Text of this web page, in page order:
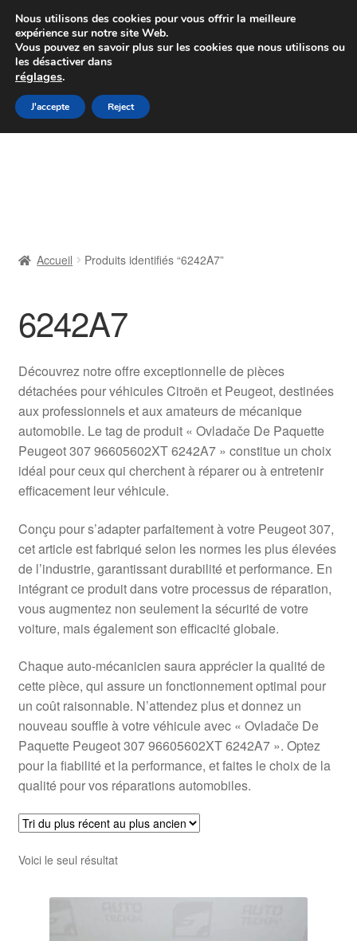
Colissimo livraison à partir de 7 EUR
Du lundi au vendredi de 9 h à 16 h
Aller
à
Aller
au
Livraison
Livraison internationale
Mon compte
Paiements
Panier
Plainte
Politique de confidentialité
Procédure de Réclamation
Termes et conditions
Accueil Produits identifiés “6242A7”
6242A7
Découvrez notre offre exceptionnelle de pièces
détachées pour véhicules Citroën et Peugeot, destinées
aux professionnels et aux amateurs de mécanique
automobile. Le tag de produit « Ovladače De Paquette
Peugeot 307 96605602XT 6242A7 » constitue un choix
idéal pour ceux qui cherchent à réparer ou à entretenir
efficacement leur véhicule.
Conçu pour s’adapter parfaitement à votre Peugeot 307,
cet article est fabriqué selon les normes les plus élevées
de l’industrie, garantissant durabilité et performance. En
intégrant ce produit dans votre processus de réparation,
vous augmentez non seulement la sécurité de votre
voiture, mais également son efficacité globale.
Chaque auto-mécanicien saura apprécier la qualité de
cette pièce, qui assure un fonctionnement optimal pour
un coût raisonnable. N’attendez plus et donnez un
nouveau souffle à votre véhicule avec « Ovladače De
Paquette Peugeot 307 96605602XT 6242A7 ». Optez
pour la fiabilité et la performance, et faites le choix de la
qualité pour vos réparations automobiles.
Voici le seul résultat
Nous utilisons des cookies pour vous offrir la meilleure
expérience sur notre site Web.
Vous pouvez en savoir plus sur les cookies que nous utilisons ou
les désactiver dans
réglages.
J'accepte Reject